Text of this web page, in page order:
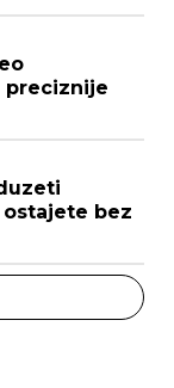
preciznije
bez